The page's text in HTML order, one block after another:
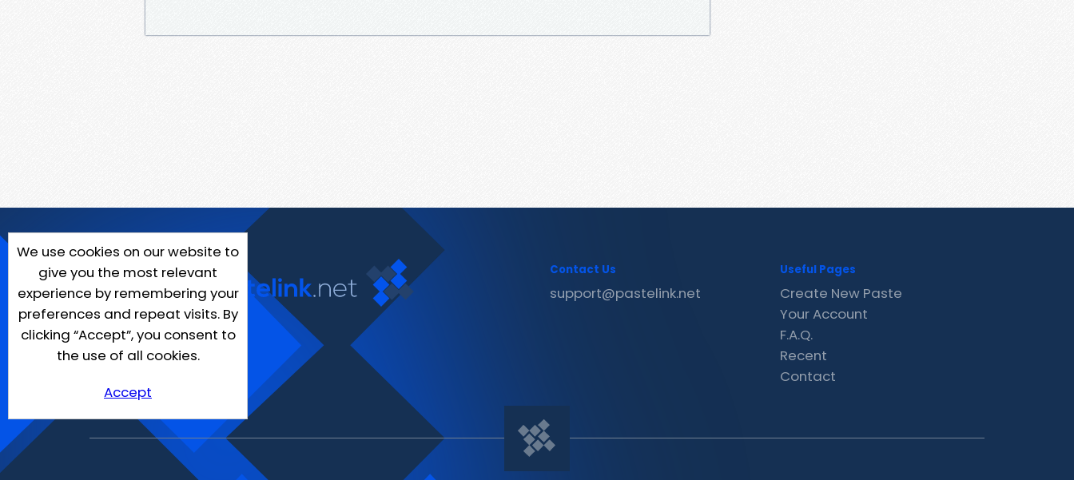
We use cookies on our website to
give you the most relevant
experience by remembering your
preferences and repeat visits. By
clicking “Accept”, you consent to
the use of all cookies.
Accept
Contact Us
support@pastelink.net
Useful Pages
Create New Paste
Your Account
F.A.Q.
Recent
Contact